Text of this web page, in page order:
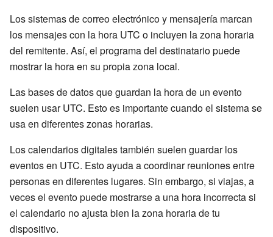
Los sistemas de correo electrónico y mensajería marcan
los mensajes con la hora UTC o incluyen la zona horaria
del remitente. Así, el programa del destinatario puede
mostrar la hora en su propia zona local.
Las bases de datos que guardan la hora de un evento
suelen usar UTC. Esto es importante cuando el sistema se
usa en diferentes zonas horarias.
Los calendarios digitales también suelen guardar los
eventos en UTC. Esto ayuda a coordinar reuniones entre
personas en diferentes lugares. Sin embargo, si viajas, a
veces el evento puede mostrarse a una hora incorrecta si
el calendario no ajusta bien la zona horaria de tu
dispositivo.